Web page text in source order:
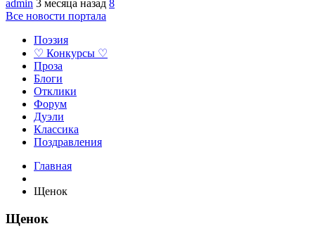
admin 3 месяца назад 8
Все новости портала
Поэзия
♡ Конкурсы ♡
Проза
Блоги
Отклики
Форум
Дуэли
Классика
Поздравления
Главная
Щенок
Щенок